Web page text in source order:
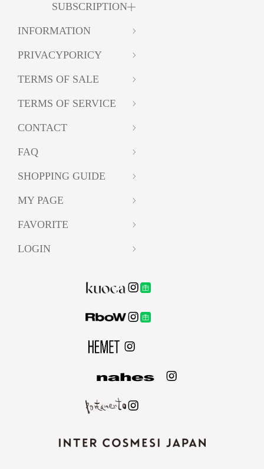
SUBSCRIPTION
INFORMATION
PRIVACYPORICY
TERMS OF SALE
TERMS OF SERVICE
CONTACT
FAQ
SHOPPING GUIDE
MY PAGE
FAVORITE
LOGIN